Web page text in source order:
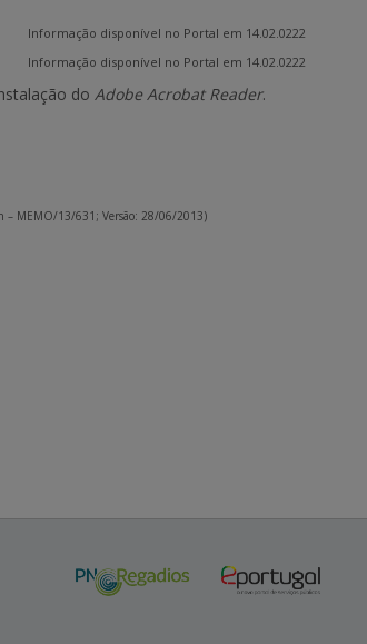
Informação disponível no Portal em 14.02.0222
Informação disponível no Portal em 14.02.0222
do Adobe Acrobat Reader.
– MEMO/13/631; Versão: 28/06/2013)